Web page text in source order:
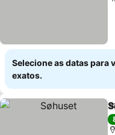
Selecione as datas para
exatos.